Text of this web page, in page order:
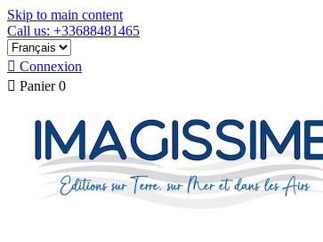
Skip to main content
Call us: +33688481465
 Connexion
 Panier 0